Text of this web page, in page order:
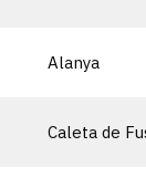
Alanya
Caleta de